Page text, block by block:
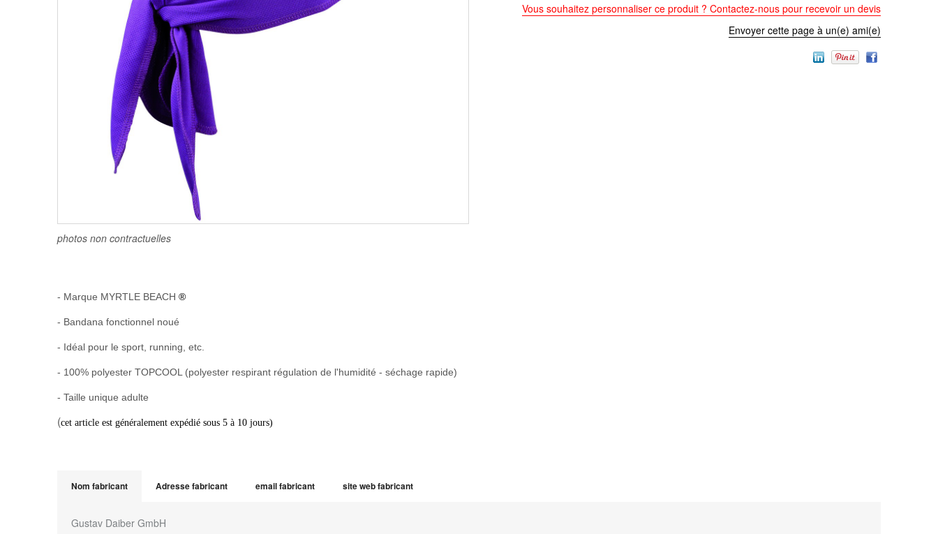
photos non contractuelles
Vous souhaitez personnaliser ce produit ? Contactez-nous pour recevoir un devis
Envoyer cette page à un(e) ami(e)
- Marque MYRTLE BEACH ®
- Bandana fonctionnel noué
- Idéal pour le sport, running, etc.
- 100% polyester TOPCOOL (polyester respirant régulation de l'humidité - séchage rapide)
- Taille unique adulte
(cet article est généralement expédié sous 5 à 10 jours)
Nom fabricant Adresse fabricant email fabricant site web fabricant
Gustav Daiber GmbH